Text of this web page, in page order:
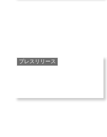
プレスリリース